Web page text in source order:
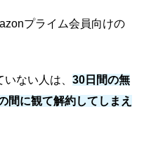
プライム会員向けの
ない人は、 30日間の無
間に観て解約してしまえ